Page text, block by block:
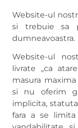
Website-ul
si trebuie sa
dumneavoastra.
Website-ul
livrate „ca
masura
si nu oferim
implicita,
fara a se